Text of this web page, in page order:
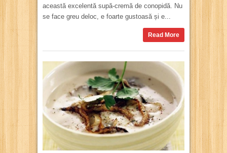
această excelentă supă-cremă de conopidă. Nu
se face greu deloc, e foarte gustoasă și e...
Read More